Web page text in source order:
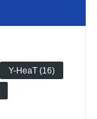
Y-HeaT (16)